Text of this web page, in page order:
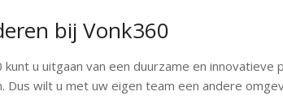
bij Vonk360
kunt u uitgaan van een duurzame en innovatieve
Dus wilt u met uw eigen team een andere